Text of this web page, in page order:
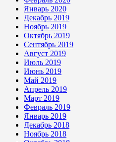
Январь 2020
Декабрь 2019
Ноябрь 2019
Октябрь 2019
Сентябрь 2019
Август 2019
Июль 2019
Июнь 2019
Май 2019
Апрель 2019
Март 2019
Февраль 2019
Январь 2019
Декабрь 2018
Ноябрь 2018